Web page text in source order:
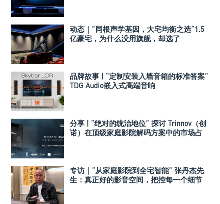
动态｜”同根声学基因，大宅均衡之选“1.5
亿豪宅，为什么没用旗舰，却选了
品牌故事 | “定制安装入墙音箱的标准答案”
TDG Audio嵌入式高端音响
分享 | “绝对的统治地位” 探讨 Trinnov（创
诺）在顶级家庭影院解码方案中的市场占
专访｜“从家庭影院到全宅智能” 张丹杰先
生：真正好的影音空间，把控每一个细节